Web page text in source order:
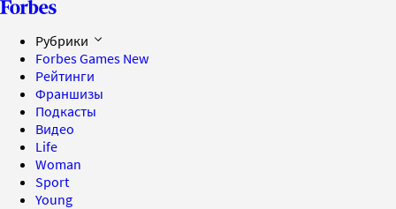
Рубрики
Forbes Games New
Рейтинги
Франшизы
Подкасты
Видео
Life
Woman
Sport
Young